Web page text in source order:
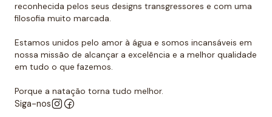
reconhecida pelos seus designs transgressores e com uma
filosofia muito marcada.
Estamos unidos pelo amor à água e somos incansáveis em
nossa missão de alcançar a excelência e a melhor qualidade
em tudo o que fazemos.
Porque a natação torna tudo melhor.
Siga-nos